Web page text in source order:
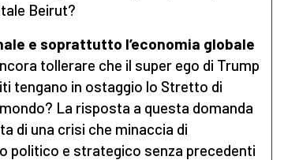
Beirut?
e soprattutto l’economia globale
tollerare che il super ego di Trump
tengano in ostaggio lo Stretto di
La risposta a questa domanda
di una crisi che minaccia di
politico e strategico senza precedenti